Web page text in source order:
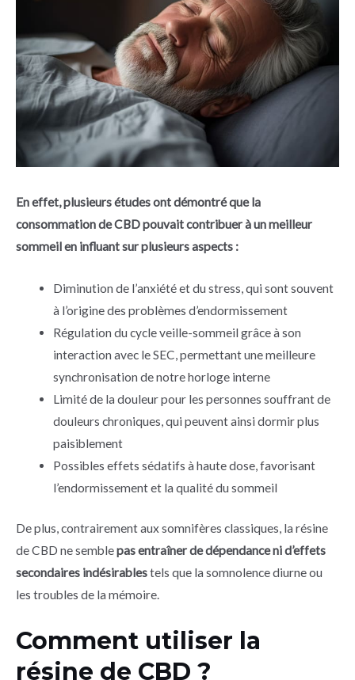
En effet, plusieurs études ont démontré que la
consommation de CBD pouvait contribuer à un meilleur
sommeil en influant sur plusieurs aspects :
Diminution de l’anxiété et du stress, qui sont souvent
à l’origine des problèmes d’endormissement
Régulation du cycle veille-sommeil grâce à son
interaction avec le SEC, permettant une meilleure
synchronisation de notre horloge interne
Limité de la douleur pour les personnes souffrant de
douleurs chroniques, qui peuvent ainsi dormir plus
paisiblement
Possibles effets sédatifs à haute dose, favorisant
l’endormissement et la qualité du sommeil
De plus, contrairement aux somnifères classiques, la résine
de CBD ne semblepas entraîner de dépendance ni d’effets
secondaires indésirablestels que la somnolence diurne ou
les troubles de la mémoire.
Comment utiliser la
résine de CBD ?